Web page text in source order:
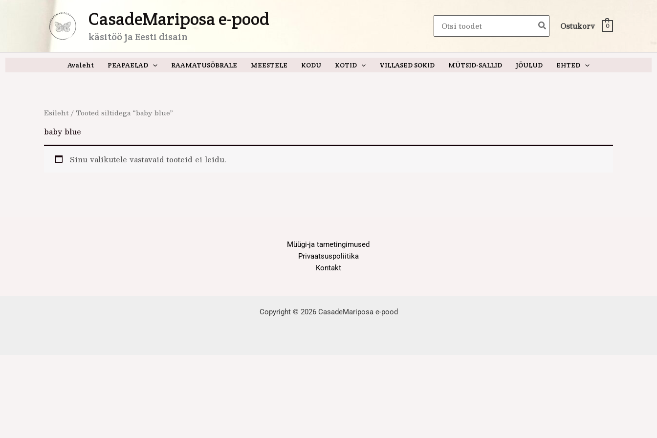
CasadeMariposa e-pood
käsitöö ja Eesti disain
Search
for:
Ostukorv 0
Avaleht PEAPAELAD RAAMATUSÕBRALE MEESTELE KODU KOTID VILLASED SOKID MÜTSID-SALLID JÕULUD EHTED
Esileht / Tooted siltidega “baby blue”
baby blue
Sinu valikutele vastavaid tooteid ei leidu.
Müügi-ja tarnetingimused
Privaatsuspoliitika
Kontakt
Copyright © 2026 CasadeMariposa e-pood